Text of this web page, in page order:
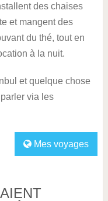
des chaises
et mangent des
du thé, tout en
à la nuit.
et quelque chose
via les
Mes voyages